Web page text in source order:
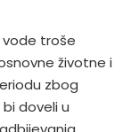
troše
životne i
zbog
doveli u